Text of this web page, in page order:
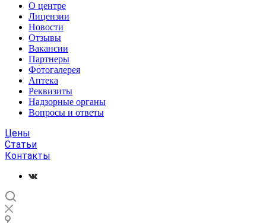
О центре
Лицензии
Новости
Отзывы
Вакансии
Партнеры
Фотогалерея
Аптека
Реквизиты
Надзорные органы
Вопросы и ответы
Цены
Статьи
Контакты